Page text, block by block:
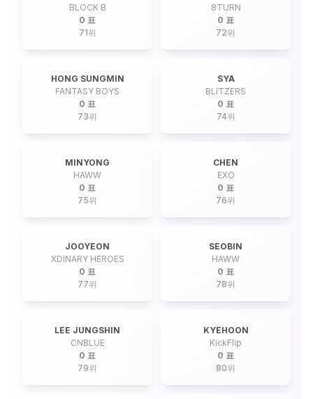
BLOCK B
0 표
71위
8TURN
0 표
72위
HONG SUNGMIN
FANTASY BOYS
0 표
73위
SYA
BLITZERS
0 표
74위
MINYONG
HAWW
0 표
75위
CHEN
EXO
0 표
76위
JOOYEON
XDINARY HEROES
0 표
77위
SEOBIN
HAWW
0 표
78위
LEE JUNGSHIN
CNBLUE
0 표
79위
KYEHOON
KickFlip
0 표
80위